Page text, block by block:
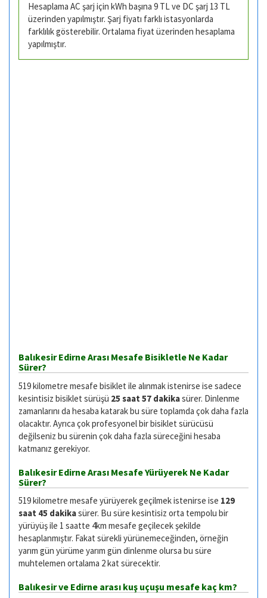
Hesaplama AC şarj için kWh başına 9 TL ve DC şarj 13 TL
üzerinden yapılmıştır. Şarj fiyatı farklı istasyonlarda
farklılık gösterebilir. Ortalama fiyat üzerinden hesaplama
yapılmıştır.
Balıkesir Edirne Arası Mesafe Bisikletle Ne Kadar
Sürer?
519 kilometre mesafe bisiklet ile alınmak istenirse ise sadece
kesintisiz bisiklet sürüşü 25 saat 57 dakikasürer. Dinlenme
zamanlarını da hesaba katarak bu süre toplamda çok daha fazla
olacaktır. Ayrıca çok profesyonel bir bisiklet sürücüsü
değilseniz bu sürenin çok daha fazla süreceğini hesaba
katmanız gerekiyor.
Balıkesir Edirne Arası Mesafe Yürüyerek Ne Kadar
Sürer?
519 kilometre mesafe yürüyerek geçilmek istenirse ise 129
saat 45 dakikasürer. Bu süre kesintisiz orta tempolu bir
yürüyüş ile 1 saatte 4km mesafe geçilecek şekilde
hesaplanmıştır. Fakat sürekli yürünemeceğinden, örneğin
yarım gün yürüme yarım gün dinlenme olursa bu süre
muhtelemen ortalama 2 kat sürecektir.
Balıkesir ve Edirne arası kuş uçuşu mesafe kaç km?